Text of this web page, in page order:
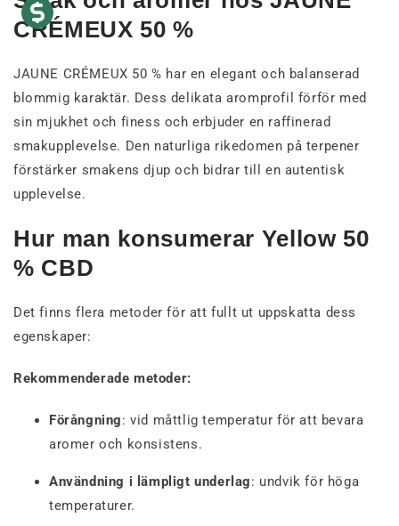
CRÉMEUX 50 %
JAUNE CRÉMEUX 50 % har en elegant och balanserad
blommig karaktär. Dess delikata aromprofil förför med
sin mjukhet och finess och erbjuder en raffinerad
smakupplevelse. Den naturliga rikedomen på terpener
förstärker smakens djup och bidrar till en autentisk
upplevelse.
Hur man konsumerar Yellow 50
% CBD
Det finns flera metoder för att fullt ut uppskatta dess
egenskaper:
Rekommenderade metoder:
Förångning: vid måttlig temperatur för att bevara
aromer och konsistens.
Användning i lämpligt underlag: undvik för höga
temperaturer.